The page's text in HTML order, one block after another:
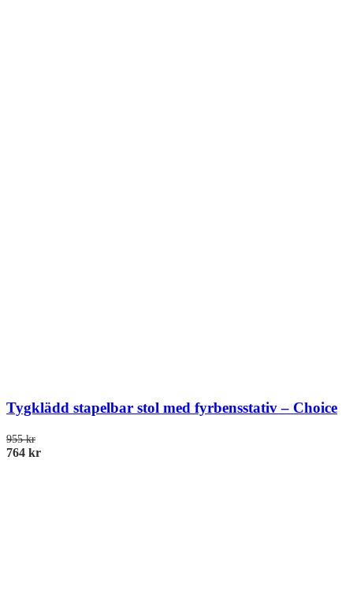
Tygklädd stapelbar stol med fyrbensstativ – Choice
955kr
764 kr